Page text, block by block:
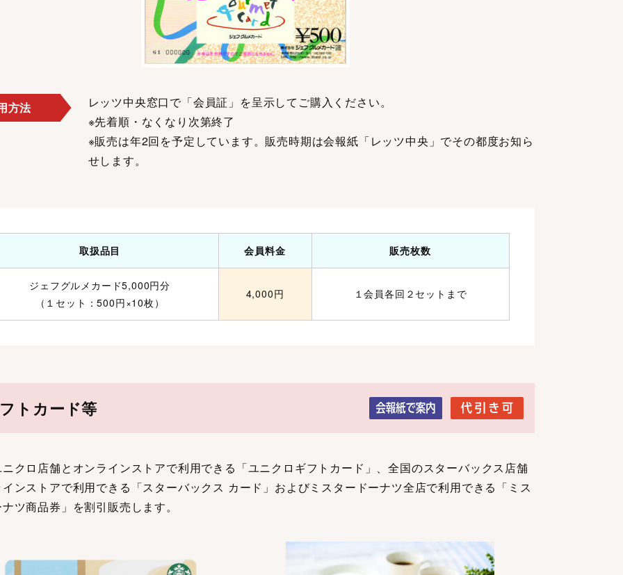
方法
レッツ中央窓口で「会員証」を呈示してご購入ください。
※先着順・なくなり次第終了
※販売は年2回を予定しています。販売時期は会報紙「レッツ中央」でその都度お知ら
せします。
取扱品目 会員料金 販売枚数
ジェフグルメカード5,000円分
（１セット：500円×10枚）
4,000円 １会員各回２セットまで
トカード等
クロ店舗とオンラインストアで利用できる「ユニクロギフトカード」、全国のスターバックス店舗
ンストアで利用できる「スターバックス カード」およびミスタードーナツ全店で利用できる「ミス
ツ商品券」を割引販売します。